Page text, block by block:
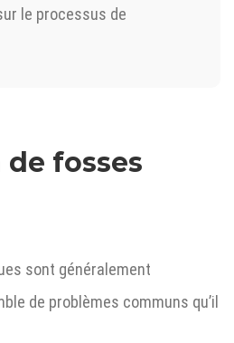
le processus de
fosses
sont généralement
de problèmes communs qu’il